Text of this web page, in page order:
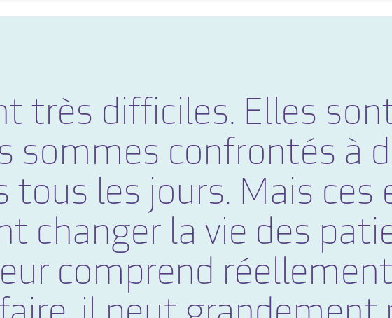
très difficiles. Elles
sommes confrontés à
les jours. Mais ces
changer la vie des
comprend